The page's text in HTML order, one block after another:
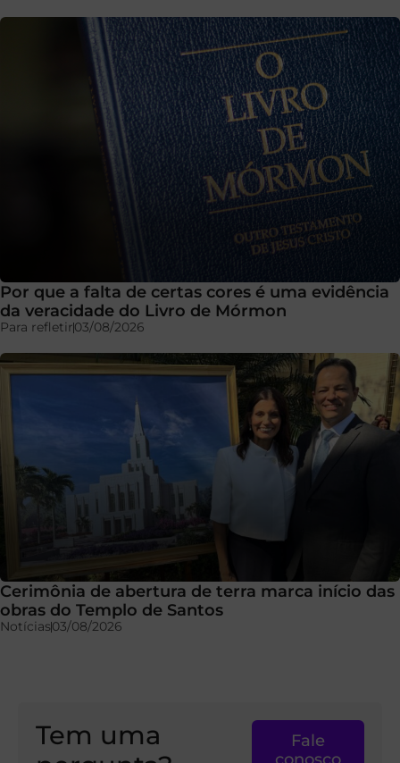
Por que a falta de certas cores é uma evidência
da veracidade do Livro de Mórmon
Para refletir03/08/2026
Cerimônia de abertura de terra marca início das
obras do Templo de Santos
Notícias03/08/2026
Tem uma
Fale